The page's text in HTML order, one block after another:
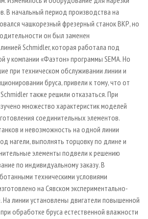
В начальный период производства на
чашкорезный фрезерный станок ВКР, но
он был заменен
Schmidler, которая работала под
у компании «Фаэтон» программы SEMA. Но
при техническом обслуживании линии и
бруса, привели к тому, что от
также решили отказаться. При
множество характеристик моделей
соединительных элементов.
и невозможность на одной линии
нагели, выполнять торцовку по длине и
элементы подвели к решению
по индивидуальному заказу. В
техническими условиями
на Сявском экспериментально-
На линии установлены двигатели повышенной
обработке бруса естественной влажности